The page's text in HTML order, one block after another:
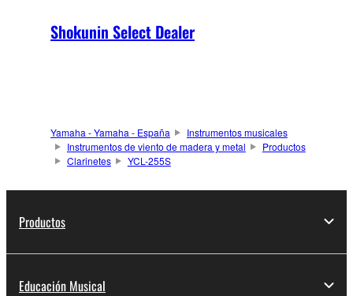
Shokunin Select Dealer
Yamaha - Yamaha - España
Instrumentos musicales
Instrumentos de viento de madera y metal
Productos
Clarinetes
YCL-255S
Productos
Educación Musical